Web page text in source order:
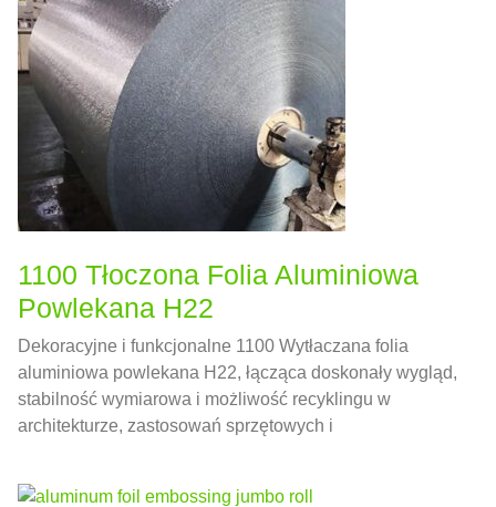
1100 Tłoczona Folia Aluminiowa
Powlekana H22
Dekoracyjne i funkcjonalne 1100 Wytłaczana folia
aluminiowa powlekana H22, łącząca doskonały wygląd,
stabilność wymiarowa i możliwość recyklingu w
architekturze, zastosowań sprzętowych i